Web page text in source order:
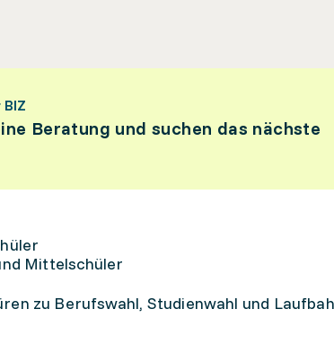
Beratung und suchen das nächste
Mittelschüler
zu Berufswahl, Studienwahl und